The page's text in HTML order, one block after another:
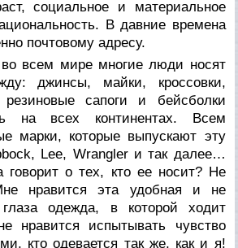
социальное и материальное
В давние времена
почтовому адресу.
всем мире многие люди носят
джинсы, майки, кроссовки,
резиновые сапоги и бейсболки
на всех континентах. Всем
марки, которые выпускают эту
Lee, Wrangler и так далее…
говорит о тех, кто ее носит? Не
нравится эта удобная и не
одежда, в которой ходит
нравится испытывать чувство
кто одевается так же, как и я!